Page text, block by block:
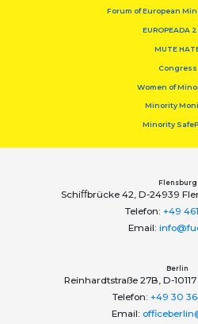
Forum of European
EUROPEADA
MUTE
Congress
Women of
Minority
Minority
Flensburg
Schiﬀbrücke 42, D-24939
Telefon: +49
Email:
Berlin
Reinhardtstraße 27B, D-
Telefon: +49 30
Email: